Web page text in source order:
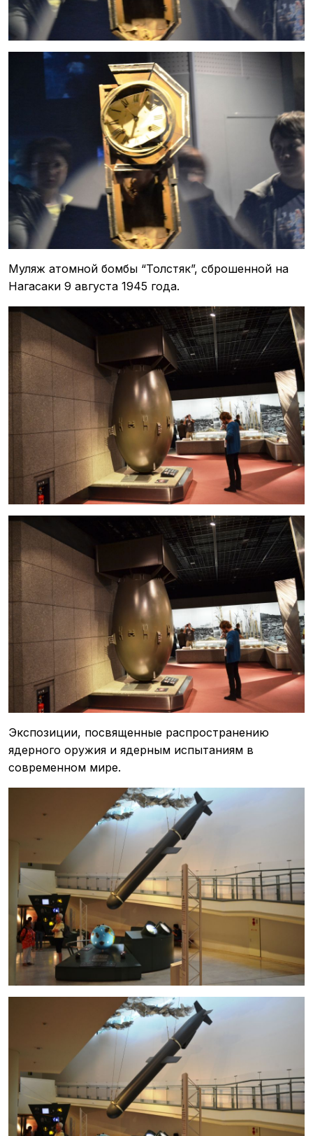
Муляж атомной бомбы “Толстяк”, сброшенной на
Нагасаки 9 августа 1945 года.
Экспозиции, посвященные распространению
ядерного оружия и ядерным испытаниям в
современном мире.